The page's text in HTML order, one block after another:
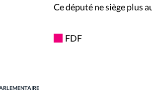
Ce député ne siège plus
FDF